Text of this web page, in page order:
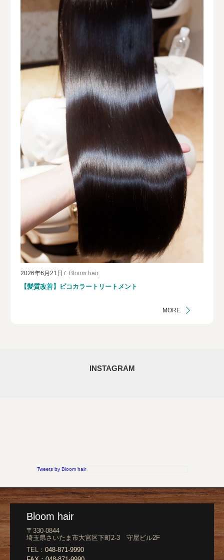
MORE
2026年6月21日 Bloom hair
【髪質改善】ピコカラートリートメント
INSTAGRAM
Tweets by Bloom hair
Bloom hair
〒330-0844
埼玉県さいたま市大宮区下町2-3 守屋ビル2F
TEL： 048-871-9990